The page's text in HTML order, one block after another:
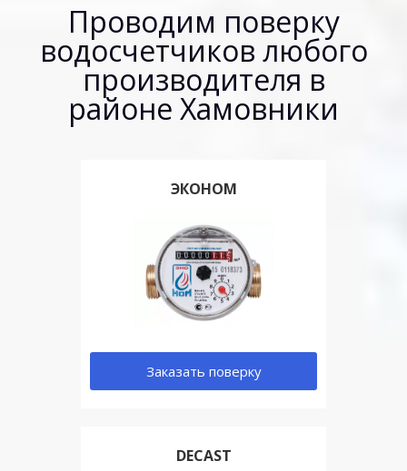
Проводим поверку
водосчетчиков любого
производителя в
районе Хамовники
ЭКОНОМ
Заказать поверку
DECAST